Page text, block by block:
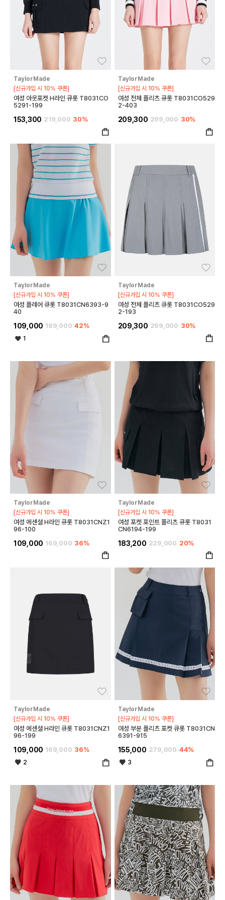
TaylorMade
[신규가입 시 10% 쿠폰]
여성 아웃포켓 H라인 큐롯 T8031CO
5291-199
153,300 219,000 30%
TaylorMade
[신규가입 시 10% 쿠폰]
여성 전체 플리츠 큐롯 T8031CO529
2-403
209,300 299,000 30%
TaylorMade
[신규가입 시 10% 쿠폰]
여성 플레어 큐롯 T8031CN6393-9
40
109,000 189,000 42%
1
TaylorMade
[신규가입 시 10% 쿠폰]
여성 전체 플리츠 큐롯 T8031CO529
2-193
209,300 299,000 30%
TaylorMade
[신규가입 시 10% 쿠폰]
여성 에센셜 H라인 큐롯 T8031CNZ1
96-100
109,000 169,000 36%
TaylorMade
[신규가입 시 10% 쿠폰]
여성 포켓 포인트 플리츠 큐롯 T8031
CN6194-199
183,200 229,000 20%
TaylorMade
[신규가입 시 10% 쿠폰]
여성 에센셜 H라인 큐롯 T8031CNZ1
96-199
109,000 169,000 36%
2
TaylorMade
[신규가입 시 10% 쿠폰]
여성 부분 플리츠 포켓 큐롯 T8031CN
6391-915
155,000 279,000 44%
3